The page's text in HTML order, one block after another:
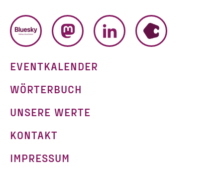
BLUESKYMASTODONLINKEDINHUMHUB
EVENTKALENDER
WÖRTERBUCH
UNSERE WERTE
KONTAKT
IMPRESSUM